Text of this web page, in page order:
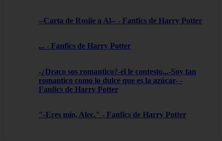
--Carta de Rosiie a Al-- - Fanfics de Harry Potter
... - Fanfics de Harry Potter
-¿Draco sos romantico?-él le contesto...-Soy tan
romantico como lo dulce que es la azúcar- -
Fanfics de Harry Potter
"-Eres mío, Alec." - Fanfics de Harry Potter